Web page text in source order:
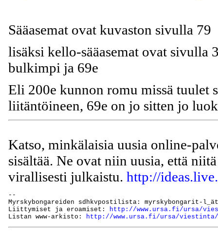
Sääasemat ovat kuvaston sivulla 79
lisäksi kello-sääasemat ovat sivulla
bulkimpi ja 69e
Eli 200e kunnon romu missä tuulet
liitäntöineen, 69e on jo sitten jo
Katso, minkälaisia uusia online-
sisältää. Ne ovat niin uusia, että
virallisesti julkaistu. http://
--
Myrskybongareiden sdhkvpostilista: myrskybongarit-
Liittymiset ja eroamiset:
http://www.ursa.fi/ursa/
Listan www-arkisto:
http://www.ursa.fi/ursa/viestinta/